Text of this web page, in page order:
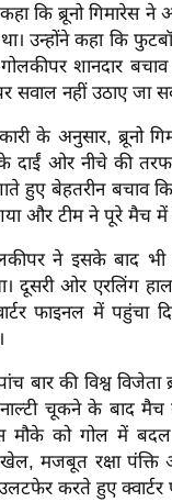
कि ब्रूनो गिमारेस ने
था। उन्होंने कहा कि
शानदार
सवाल नहीं उठाए जा
के अनुसार, ब्रूनो
दाईं ओर नीचे की तरफ
हुए बेहतरीन बचाव
और टीम ने पूरे मैच में
ने इसके बाद
दूसरी ओर एरलिंग
फाइनल में पहुंचा
बार की विश्व विजेता
चूकने के बाद मैच
मौके को गोल में
मजबूत रक्षा पंक्ति
करते हुए